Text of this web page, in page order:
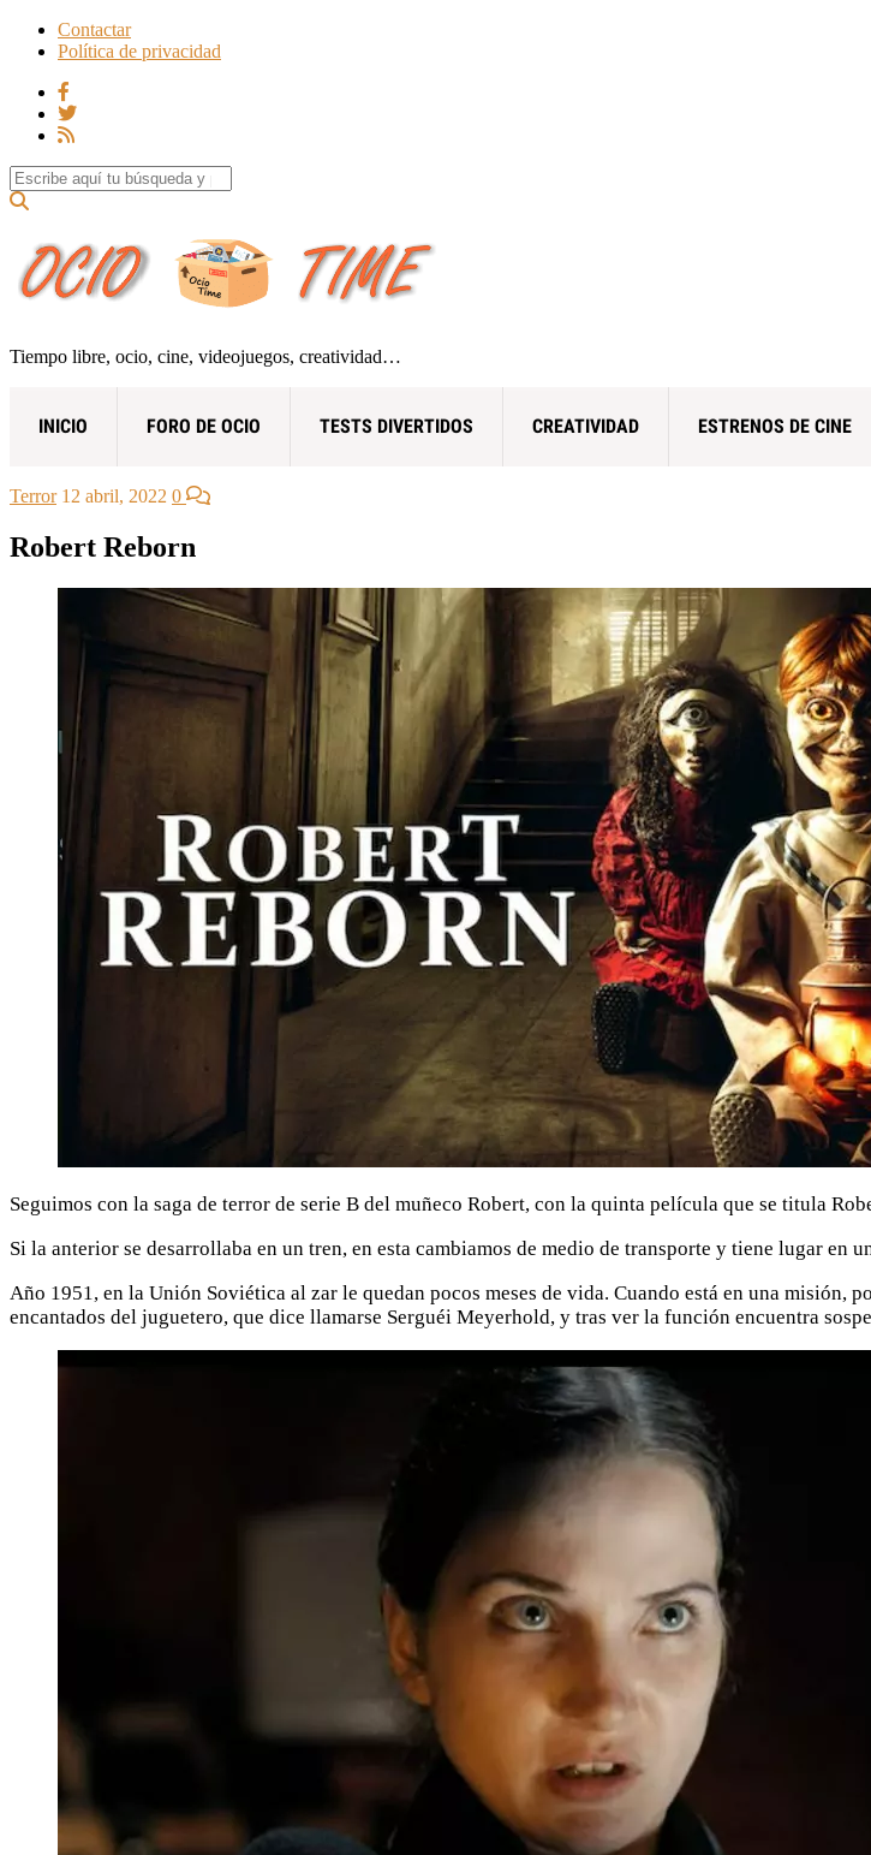
Contactar
Política de privacidad
Search for:
Tiempo libre, ocio, cine, videojuegos, creatividad…
INICIO FORO DE OCIO TESTS DIVERTIDOS CREATIVIDAD ESTRENOS DE CINE
Terror 12 abril, 2022 0
Robert Reborn
Seguimos con la saga de terror de serie B del muñeco Robert, con la quinta película que se titula
Si la anterior se desarrollaba en un tren, en esta cambiamos de medio de transporte y tiene lugar en
Año 1951, en la Unión Soviética al zar le quedan pocos meses de vida. Cuando está en una misión,
encantados del juguetero, que dice llamarse Serguéi Meyerhold, y tras ver la función encuentra